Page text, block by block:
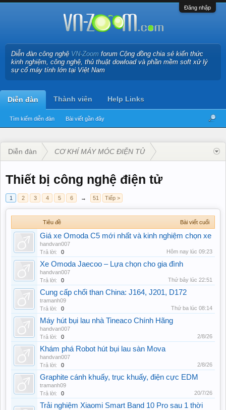
Đăng nhập
Diễn đàn công nghệ VN-Zoom forum Cộng đồng chia sẻ kiến thức
kinh nghiệm, công nghệ, thủ thuật dowload và phần mềm soft xử lý
sự cố máy tính lớn tại Việt Nam
Diễn đàn
Tìm kiếm diễn đàn Bài viết gần đây
Thành viên Help Links
Diễn đàn CƠ KHÍ MÁY MÓC ĐIỆN TỬ
Thiết bị công nghệ điện tử
1 2 3 4 5 6 → 51 Tiếp >
Tiêu đề Bài viết cuối
Giá xe Omoda C5 mới nhất và kinh nghiệm chọn xe
handvan007
Trả lời:
0 Hôm nay lúc 09:23
Xe Omoda Jaecoo – Lựa chọn cho gia đình
handvan007
Trả lời:
0 Thứ bảy lúc 22:51
Cung cấp chổi than China: J164, J201, D172
tramanh09
Trả lời:
0 Thứ ba lúc 08:14
Máy hút bụi lau nhà Tineaco Chính Hãng
handvan007
Trả lời:
0 2/8/26
Khám phá Robot hút bụi lau sàn Mova
handvan007
Trả lời:
0 2/8/26
Graphite cánh khuấy, trục khuấy, điện cực EDM
tramanh09
Trả lời:
0 20/7/26
Trải nghiệm Xiaomi Smart Band 10 Pro sau 1 thời